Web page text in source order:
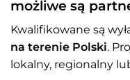
możliwe są
Kwalifikowane są
na terenie Polski.
lokalny, regionalny